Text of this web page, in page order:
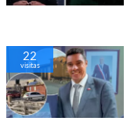
22
visitas